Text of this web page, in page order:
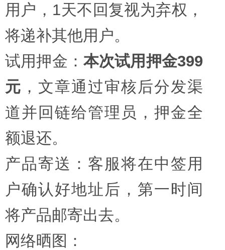
用户，1天不回复视为弃权，
将递补其他用户。
试用押金： 本次试用押金399
元 ，文章通过审核后分发渠
道并回链给管理员，押金全
额退还。
产品寄送：客服将在中签用
户确认好地址后，第一时间
将产品邮寄出去。
网络晒图：